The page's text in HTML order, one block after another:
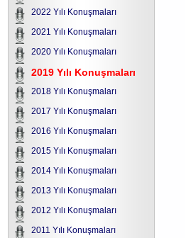
2022 Yılı Konuşmaları
2021 Yılı Konuşmaları
2020 Yılı Konuşmaları
2019 Yılı Konuşmaları
2018 Yılı Konuşmaları
2017 Yılı Konuşmaları
2016 Yılı Konuşmaları
2015 Yılı Konuşmaları
2014 Yılı Konuşmaları
2013 Yılı Konuşmaları
2012 Yılı Konuşmaları
2011 Yılı Konuşmaları